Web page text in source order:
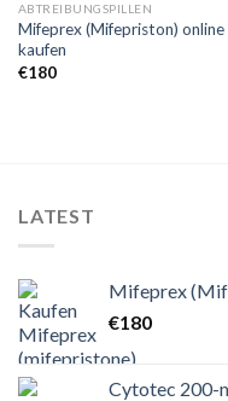
Add
ABTREIBUNGSPILLEN
Mifeprex (Mifepriston) online
kaufen
€180
LATEST
Mifeprex
€180
Cytotec 200-